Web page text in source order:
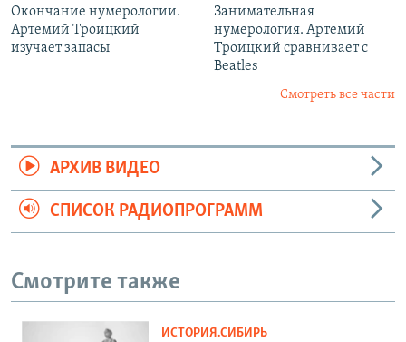
Окончание нумерологии.
Артемий Троицкий
изучает запасы
Занимательная
нумерология. Артемий
Троицкий сравнивает с
Beatles
Смотреть все части
АРХИВ ВИДЕО
СПИСОК РАДИОПРОГРАММ
Смотрите также
ИСТОРИЯ.СИБИРЬ